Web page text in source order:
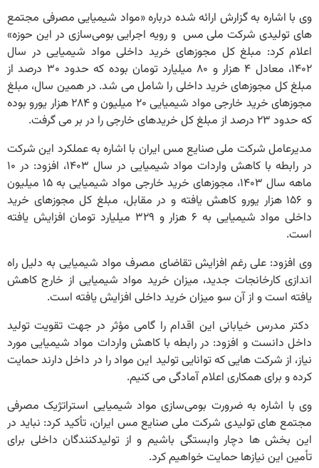
وی با اشاره به گزارش ارائه شده درباره «مواد شیمیایی مصرفی مجتمع
های تولیدی شرکت ملی مس و رویه اجرایی بومی‌سازی در این حوزه»
اعلام کرد: مبلغ کل مجوزهای خرید داخلی مواد شیمیایی در سال
۱۴۰۲، معادل ۴ هزار و ۸۰ میلیارد تومان بوده که حدود ۳۰ درصد از
مبلغ کل مجوزهای خرید داخلی را شامل می شد. در همین سال، مبلغ
مجوزهای خرید خارجی مواد شیمیایی ۲۰ میلیون و ۲۸۴ هزار یورو بوده
که حدود ۲۳ درصد از مبلغ کل خریدهای خارجی را در بر می گرفت.
مدیرعامل شرکت ملی صنایع مس ایران با اشاره به عملکرد این شرکت
در رابطه با کاهش واردات مواد شیمیایی در سال ۱۴۰۳، افزود: در ۱۰
ماهه سال ۱۴۰۳، مجوزهای خرید خارجی مواد شیمیایی به ۱۵ میلیون
و ۱۵۶ هزار یورو کاهش یافته و در مقابل، مبلغ کل مجوزهای خرید
داخلی مواد شیمیایی به ۶ هزار و ۳۲۹ میلیارد تومان افزایش یافته
است.
وی افزود: علی رغم افزایش تقاضای مصرف مواد شیمیایی به دلیل راه
اندازی کارخانجات جدید، میزان خرید مواد شیمیایی از خارج کاهش
یافته است و از آن سو میزان خرید داخلی افزایش یافته است.
دکتر مدرس خیابانی این اقدام را گامی مؤثر در جهت تقویت تولید
داخل دانست و افزود: در رابطه با کاهش واردات مواد شیمیایی مورد
نیاز، از شرکت هایی که توانایی تولید این مواد را در داخل دارند حمایت
کرده و برای همکاری اعلام آمادگی می کنیم.
وی با اشاره به ضرورت بومی‌سازی مواد شیمیایی استراتژیک مصرفی
مجتمع های تولیدی شرکت ملی صنایع مس ایران، تأکید کرد: نباید در
این بخش ها دچار وابستگی باشیم و از تولیدکنندگان داخلی برای
تأمین این نیازها حمایت خواهیم کرد.